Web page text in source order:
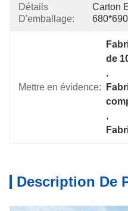
Détails
D'emballage:
Carton
Mettre en évidence:
de
,
,
Description De